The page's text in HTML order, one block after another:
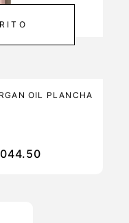
OIL PLANCHA